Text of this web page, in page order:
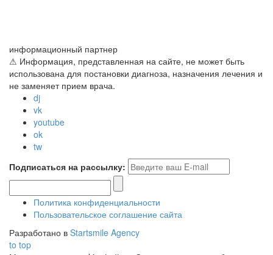
информационный партнер
⚠ Информация, представленная на сайте, не может быть
использована для постановки диагноза, назначения лечения и
не заменяет прием врача.
dj
vk
youtube
ok
tw
Подписаться на рассылку:
Политика конфиденциальности
Пользовательское соглашение сайта
Разработано в Startsmile Agency
to top